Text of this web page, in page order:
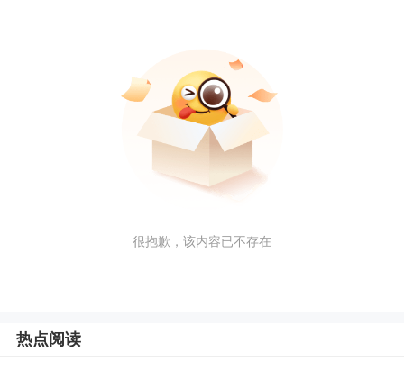
很抱歉，该内容已不存在
热点阅读